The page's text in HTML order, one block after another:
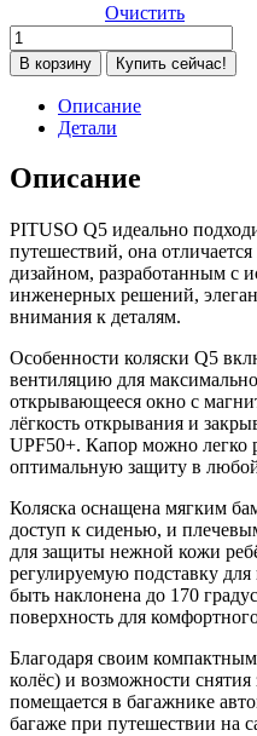
Очистить
Количество
товара
Коляска
прогулочная
Pituso
Black
(ZET/221/Black)
В корзину Купить сейчас!
Описание
Детали
Описание
PITUSO Q5 идеально
путешествий, она
дизайном, разработанным с
инженерных решений,
внимания к деталям.
Особенности коляски Q5
вентиляцию для
открывающееся окно с
лёгкость открывания и
UPF50+. Капор можно легко
оптимальную защиту в
Коляска оснащена мягким
доступ к сиденью, и
для защиты нежной кожи
регулируемую подставку
быть наклонена до 170
поверхность для
Благодаря своим
колёс) и возможности снятия
помещается в багажнике
багаже при путешествии на